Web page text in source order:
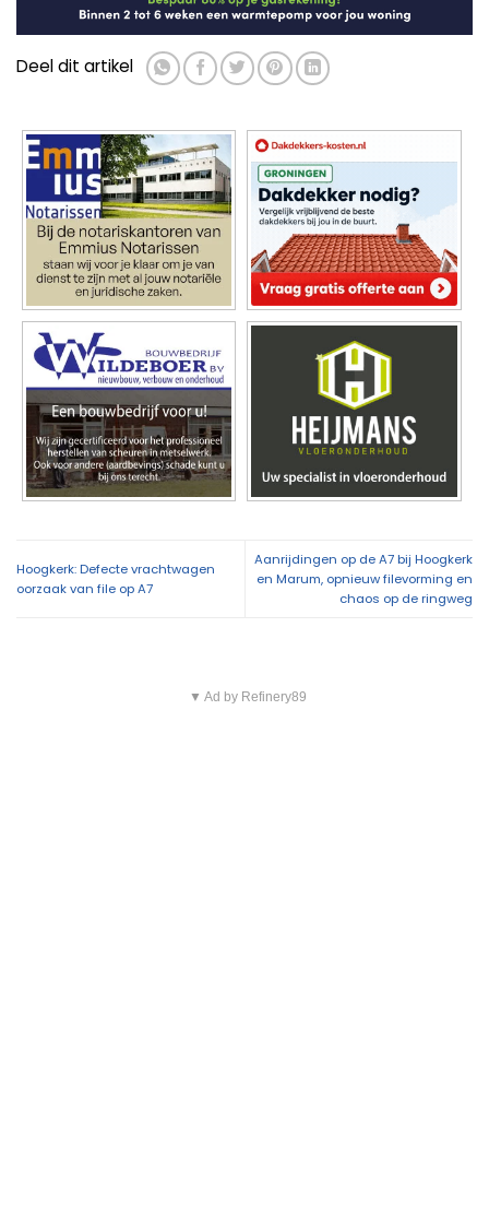
Deel dit artikel
Hoogkerk: Defecte vrachtwagen
oorzaak van file op A7
Aanrijdingen op de A7 bij Hoogkerk
en Marum, opnieuw filevorming en
chaos op de ringweg
▼ Ad by Refinery89